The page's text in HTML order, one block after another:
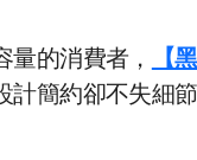
量的消費者， 【
計簡約卻不失細